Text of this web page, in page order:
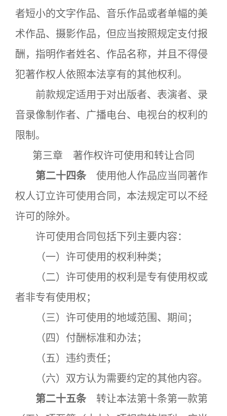
者短小的文字作品、音乐作品或者单幅的美
术作品、摄影作品，但应当按照规定支付报
酬，指明作者姓名、作品名称，并且不得侵
犯著作权人依照本法享有的其他权利。
前款规定适用于对出版者、表演者、录
音录像制作者、广播电台、电视台的权利的
限制。
第三章 著作权许可使用和转让合同
第二十四条 使用他人作品应当同著作
权人订立许可使用合同，本法规定可以不经
许可的除外。
许可使用合同包括下列主要内容：
（一）许可使用的权利种类；
（二）许可使用的权利是专有使用权或
者非专有使用权；
（三）许可使用的地域范围、期间；
（四）付酬标准和办法；
（五）违约责任；
（六）双方认为需要约定的其他内容。
第二十五条 转让本法第十条第一款第